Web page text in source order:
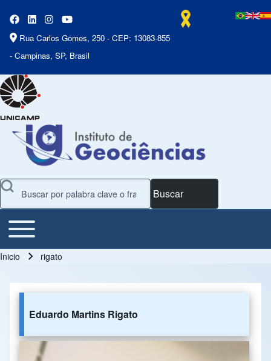
Rua Carlos Gomes, 250 - CEP: 13083-855
- Campinas, SP, Brasil
Buscar
Main Menu
Toggle main menu
Inicio rigato
Eduardo Martins Rigato